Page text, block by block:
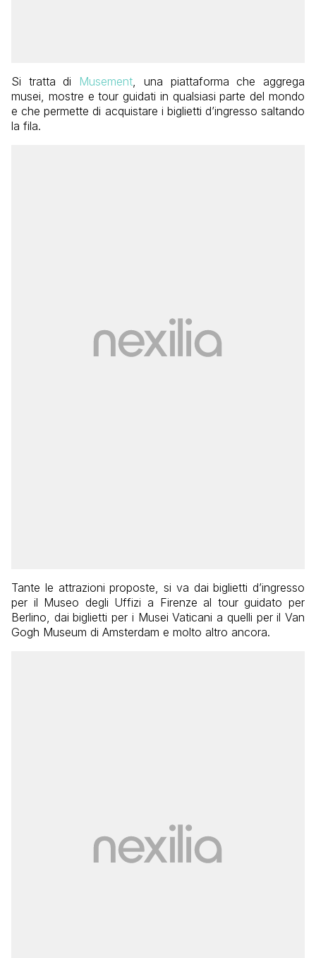
Si tratta di Musement, una piattaforma che aggrega
musei, mostre e tour guidati in qualsiasi parte del mondo
e che permette di acquistare i biglietti d’ingresso saltando
la fila.
Tante le attrazioni proposte, si va dai biglietti d’ingresso
per il Museo degli Uffizi a Firenze al tour guidato per
Berlino, dai biglietti per i Musei Vaticani a quelli per il Van
Gogh Museum di Amsterdam e molto altro ancora.